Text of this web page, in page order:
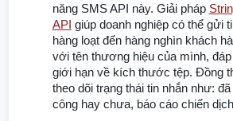
năng SMS API này. Giải pháp
API giúp doanh nghiệp có thể gửi
hàng loạt đến hàng nghìn khách
với tên thương hiệu của mình,
giới hạn về kích thước tệp. Đồng
theo dõi trạng thái tin nhắn như:
công hay chưa, báo cáo chiến